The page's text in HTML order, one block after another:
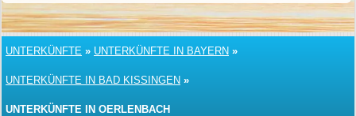
UNTERKÜNFTE » UNTERKÜNFTE IN BAYERN »
UNTERKÜNFTE IN BAD KISSINGEN »
UNTERKÜNFTE IN OERLENBACH